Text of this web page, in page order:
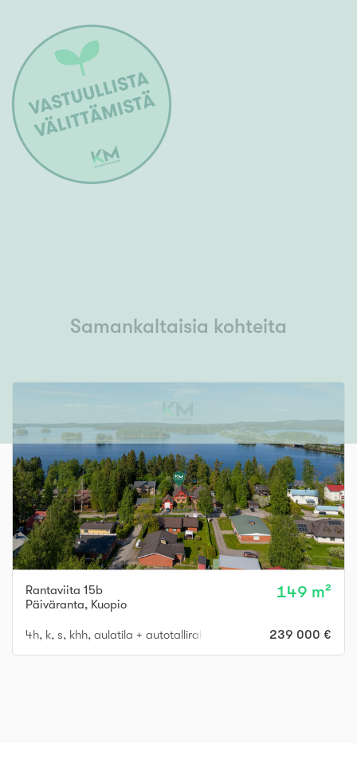
Samankaltaisia kohteita
Rantaviita 15b
Päiväranta, Kuopio
149 m²
4h, k, s, khh, aulatila + autotallirakennus 239 000 €